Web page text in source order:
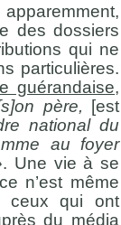
des dossiers
qui ne
particulières.
guérandaise,
père, [est
national du
au foyer
. Une vie à se
n’est même
ceux qui ont
du média